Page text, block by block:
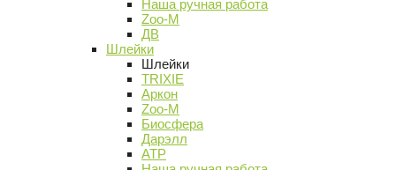
Наша ручная работа
Zoo-M
ДВ
Шлейки
Шлейки
TRIXIE
Аркон
Zoo-M
Биосфера
Дарэлл
АТР